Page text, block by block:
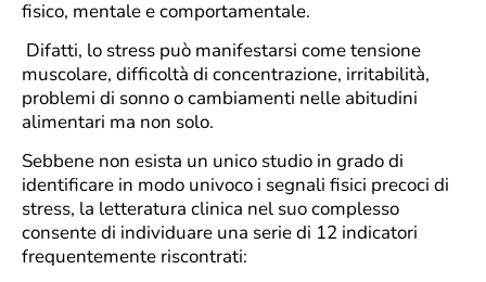
fisico, mentale e comportamentale.
Difatti, lo stress può manifestarsi come tensione
muscolare, difficoltà di concentrazione, irritabilità,
problemi di sonno o cambiamenti nelle abitudini
alimentari ma non solo.
Sebbene non esista un unico studio in grado di
identificare in modo univoco i segnali fisici precoci di
stress, la letteratura clinica nel suo complesso
consente di individuare una serie di 12 indicatori
frequentemente riscontrati: